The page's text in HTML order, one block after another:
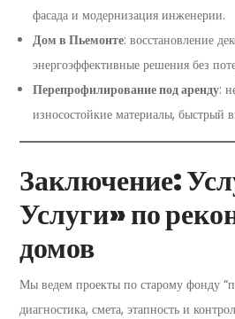
фасада и модернизация инженерии.
Дом в Пьемонте: восстановление
энергоэффективные решения без
Перепрофилирование под аренду:
износостойкие материалы, быстрый
Заключение:
Услуги» по
домов
Мы ведем проекты по старому фонду
диагностика, смета, этапность и